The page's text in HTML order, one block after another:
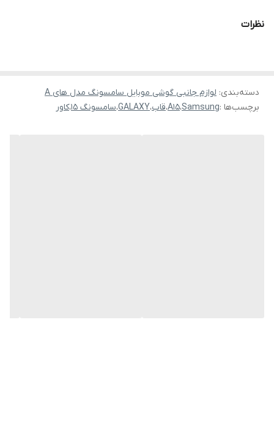
نظرات
دسته‌بندی: لوازم جانبی گوشی موبایل سامسونگ مدل های A
برچسب‌ها :Samsung،A15،قاب،GALAXY،سامسونگ 15 ،کاور